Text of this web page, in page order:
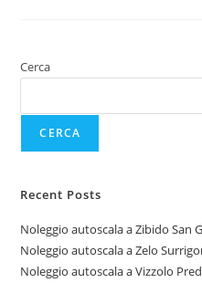
Cerca
CERCA
Recent Posts
Noleggio autoscala a Zibido San
Noleggio autoscala a Zelo
Noleggio autoscala a Vizzolo